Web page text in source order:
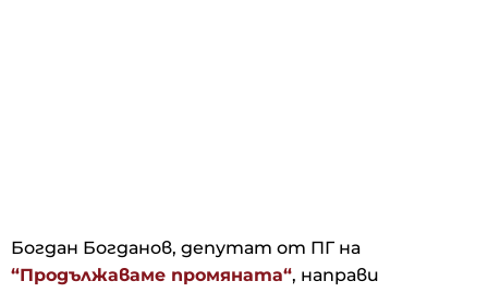
Богдан Богданов, депутат от ПГ на
“Продължаваме промяната“, направи